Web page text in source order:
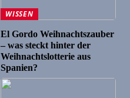
WISSEN
El Gordo Weihnachtszauber
– was steckt hinter der
Weihnachtslotterie aus
Spanien?